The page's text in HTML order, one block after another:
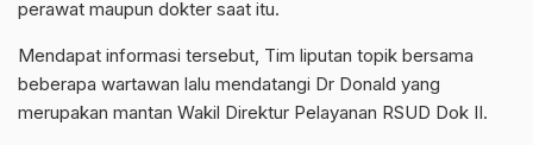
perawat maupun dokter saat itu.
Mendapat informasi tersebut, Tim liputan topik bersama
beberapa wartawan lalu mendatangi Dr Donald yang
merupakan mantan Wakil Direktur Pelayanan RSUD Dok II.